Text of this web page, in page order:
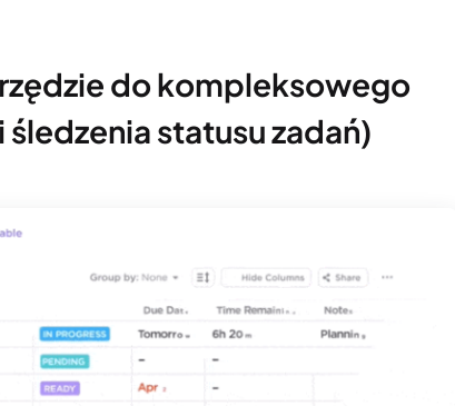
do kompleksowego
statusu zadań)